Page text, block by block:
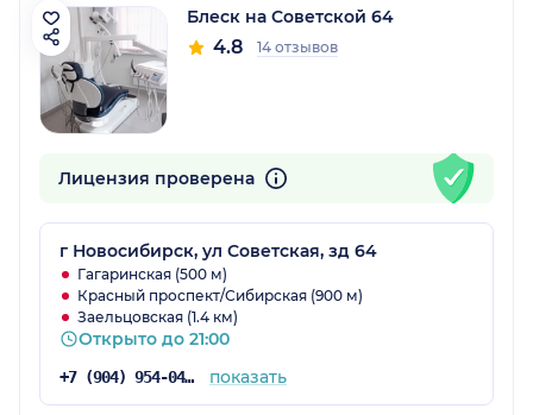
Блеск на Советской 64
4.8 14 отзывов
Лицензия проверена
г Новосибирск, ул Советская, зд 64
Гагаринская (500 м)
Красный проспект/Сибирская (900 м)
Заельцовская (1.4 км)
Открыто до 21:00
+7 (904) 954-04-92 показать